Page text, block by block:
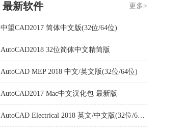
最新软件 更多>
中望CAD2017 简体中文版(32位/64位)
AutoCAD2018 32位简体中文精简版
AutoCAD MEP 2018 中文/英文版(32位/64位)
AutoCAD2017 Mac中文汉化包 最新版
AutoCAD Electrical 2018 英文/中文版(32位/64位)